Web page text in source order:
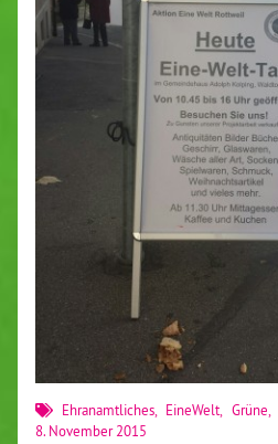
Ehranamtliches EineWelt Grüne
8. November 2015